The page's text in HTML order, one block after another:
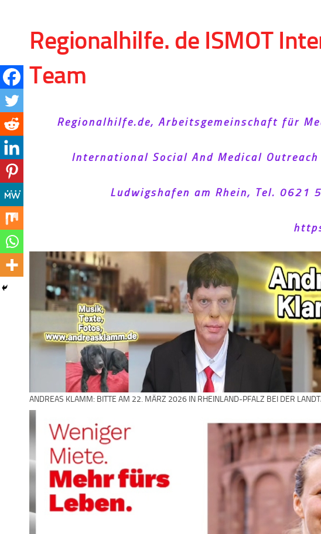
Regionalhilfe. de ISMOT
Team
Regionalhilfe.de, Arbeitsgemeinschaft für
International Social And Medical Outreach
Ludwigshafen am Rhein, Tel.
ANDREAS KLAMM: BITTE AM 22. MÄRZ 2026 IN RHEINLAND-PFALZ BEI DER